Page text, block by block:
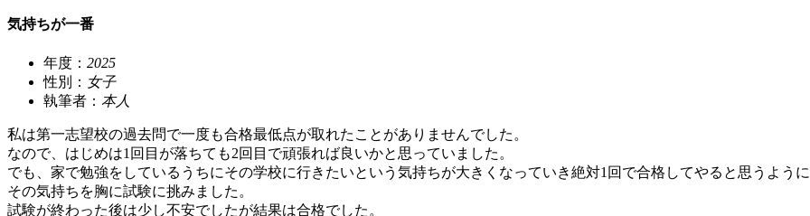
気持ちが一番
年度： 2025
性別： 女子
執筆者： 本人
私は第一志望校の過去問で一度も合格最低点が取れたことがありませんでした。
なので、はじめは1回目が落ちても2回目で頑張れば良いかと思っていました。
でも、家で勉強をしているうちにその学校に行きたいという気持ちが大きくなっていき絶対1回で合格してやると思うように
その気持ちを胸に試験に挑みました。
試験が終わった後は少し不安でしたが結果は合格でした。